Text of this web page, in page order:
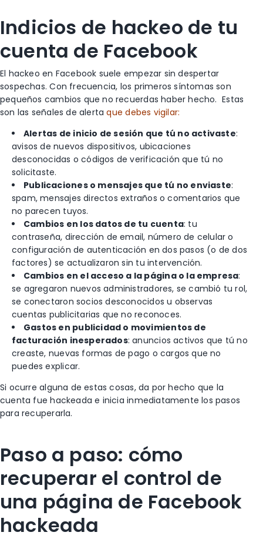
Indicios de hackeo de tu
cuenta de Facebook
El hackeo en Facebook suele empezar sin despertar
sospechas. Con frecuencia, los primeros síntomas son
pequeños cambios que no recuerdas haber hecho. Estas
son las señales de alerta que debes vigilar:
Alertas de inicio de sesión que tú no activaste:
avisos de nuevos dispositivos, ubicaciones
desconocidas o códigos de verificación que tú no
solicitaste.
Publicaciones o mensajes que tú no enviaste:
spam, mensajes directos extraños o comentarios que
no parecen tuyos.
Cambios en los datos de tu cuenta: tu
contraseña, dirección de email, número de celular o
configuración de autenticación en dos pasos (o de dos
factores) se actualizaron sin tu intervención.
Cambios en el acceso a la página o la empresa:
se agregaron nuevos administradores, se cambió tu rol,
se conectaron socios desconocidos u observas
cuentas publicitarias que no reconoces.
Gastos en publicidad o movimientos de
facturación inesperados: anuncios activos que tú no
creaste, nuevas formas de pago o cargos que no
puedes explicar.
Si ocurre alguna de estas cosas, da por hecho que la
cuenta fue hackeada e inicia inmediatamente los pasos
para recuperarla.
Paso a paso: cómo
recuperar el control de
una página de Facebook
hackeada